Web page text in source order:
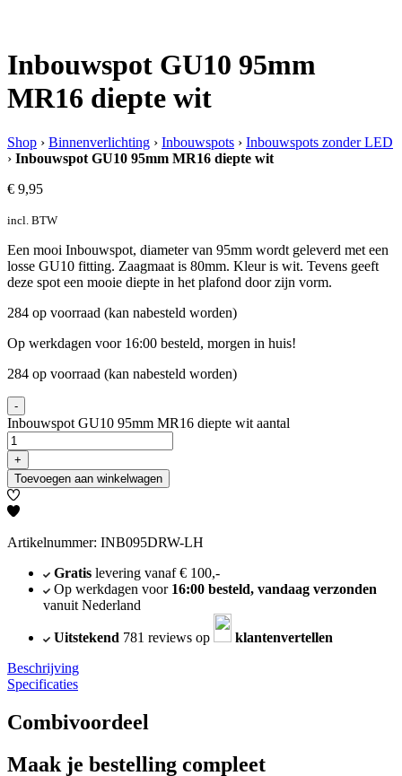
Inbouwspot GU10 95mm
MR16 diepte wit
Shop › Binnenverlichting › Inbouwspots › Inbouwspots zonder LED
› Inbouwspot GU10 95mm MR16 diepte wit
€ 9,95
incl. BTW
Een mooi Inbouwspot, diameter van 95mm wordt geleverd met een
losse GU10 fitting. Zaagmaat is 80mm. Kleur is wit. Tevens geeft
deze spot een mooie diepte in het plafond door zijn vorm.
284 op voorraad (kan nabesteld worden)
Op werkdagen voor 16:00 besteld, morgen in huis!
284 op voorraad (kan nabesteld worden)
-
Inbouwspot GU10 95mm MR16 diepte wit aantal
+
Toevoegen aan winkelwagen
Artikelnummer: INB095DRW-LH
Gratislevering vanaf € 100,-
Op werkdagen voor 16:00 besteld, vandaag verzonden
vanuit Nederland
Uitstekend 781 reviews op
klantenvertellen
Beschrijving
Specificaties
Combivoordeel
Maak je bestelling compleet